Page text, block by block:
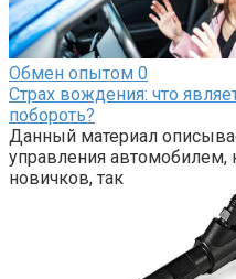
Обмен опытом 0
Страх вождения: что
побороть?
Данный материал
управления автомобилем,
новичков, так